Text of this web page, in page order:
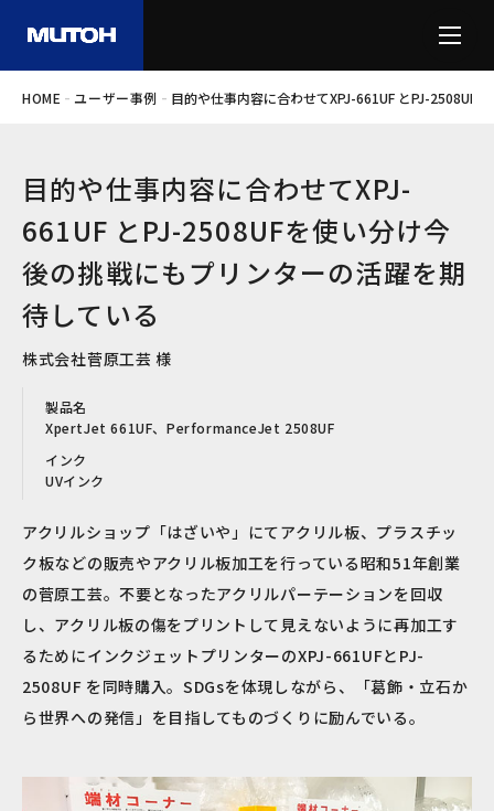
HOME - ユーザー事例 - 目的や仕事内容に合わせてXPJ-661UF とPJ-2508UF
目的や仕事内容に合わせてXPJ-
661UF とPJ-2508UFを使い分け今
後の挑戦にもプリンターの活躍を期
待している
株式会社菅原工芸 様
製品名
XpertJet 661UF、PerformanceJet 2508UF
インク
UVインク
アクリルショップ「はざいや」にてアクリル板、プラスチッ
ク板などの販売やアクリル板加工を行っている昭和51年創業
の菅原工芸。不要となったアクリルパーテーションを回収
し、アクリル板の傷をプリントして見えないように再加工す
るためにインクジェットプリンターのXPJ-661UFとPJ-
2508UF を同時購入。SDGsを体現しながら、「葛飾・立石か
ら世界への発信」を目指してものづくりに励んでいる。